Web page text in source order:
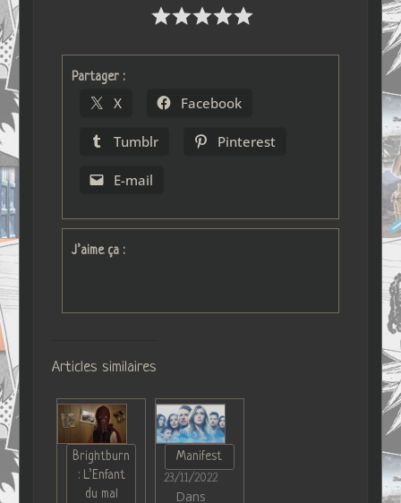
Partager :
X Facebook
Tumblr Pinterest
E-mail
J’aime ça :
Articles similaires
Brightburn
: L’Enfant
du mal
Manifest
23/11/2022
Dans